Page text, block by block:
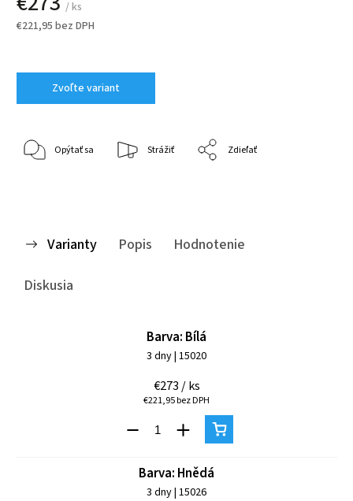
/ ks
€221,95 bez DPH
Zvoľte variant
Opýtať sa Strážiť Zdieľať
Varianty Popis
Hodnotenie
Diskusia
Barva: Bílá
3 dny| 15020
€273 / ks
€221,95 bez DPH
Barva: Hnědá
3 dny| 15026